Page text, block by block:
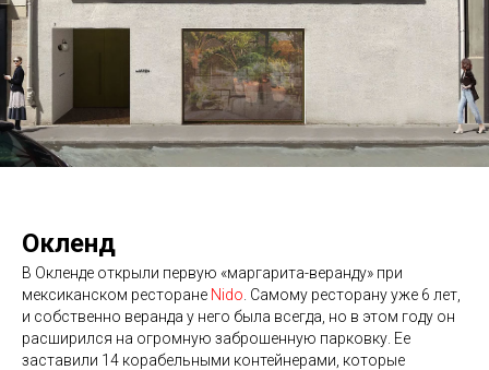
Окленд
В Окленде открыли первую «маргарита-веранду» при
мексиканском ресторане Nido . Самому ресторану уже 6 лет,
и собственно веранда у него была всегда, но в этом году он
расширился на огромную заброшенную парковку. Ее
заставили 14 корабельными контейнерами, которые